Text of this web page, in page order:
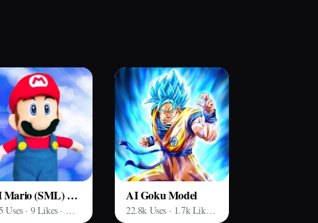
AI Mario (SML) Model
135 Uses · 9 Likes · Arting AI
AI Goku Model
22.8k Uses · 1.7k Likes · Arting AI